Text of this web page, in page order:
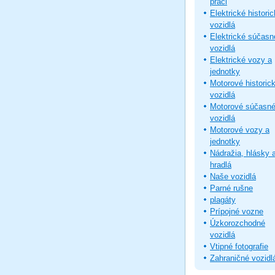
Elektrické
vozidlá
Elektrické
vozidlá
Elektrické vozy a
jednotky
Motorové
vozidlá
Motorové súčasné
vozidlá
Motorové vozy a
jednotky
Nádražia, hlásky
hradlá
Naše vozidlá
Parné rušne
plagáty
Prípojné vozne
Úzkorozchodné
vozidlá
Vtipné fotografie
Zahraničné